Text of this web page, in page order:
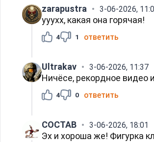
zarapustra 3-06-2026,
ууухх, какая она горячая!
4 1 ответить
Ultrakav 3-06-2026, 11:37
Ничёсе, рекордное видео
4 0 ответить
COCTAB 3-06-2026, 18:01
Эх и хороша же! Фигурка